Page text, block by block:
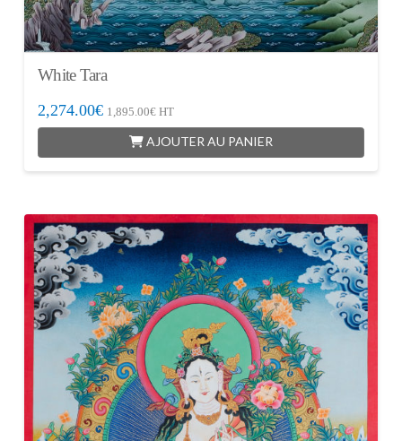
White Tara
2,274.00€ 1,895.00€HT
AJOUTER AU PANIER